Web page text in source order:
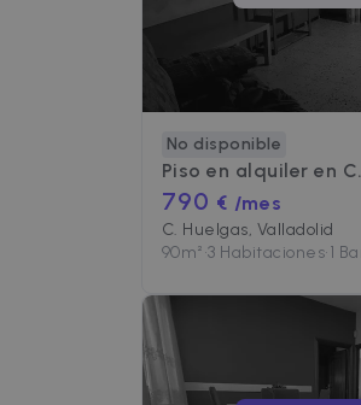
No disponible
Piso en alquiler en
790 € /mes
C. Huelgas, Valladolid
90m²•3 Habitaciones•1